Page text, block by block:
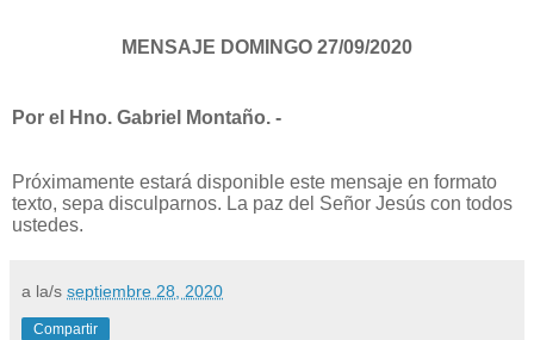
MENSAJE DOMINGO 27/09/2020
Por el Hno. Gabriel Montaño. -
Próximamente estará disponible este mensaje en formato
texto, sepa disculparnos. La paz del Señor Jesús con todos
ustedes.
a la/s septiembre 28, 2020
Compartir